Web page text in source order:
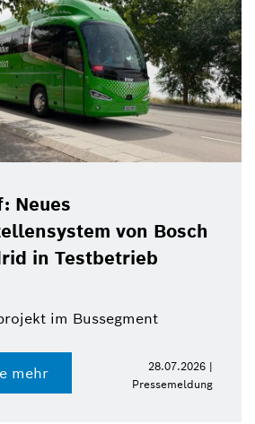
Neues
von Bosch
in Testbetrieb
im Bussegment
mehr
28.07.2026 |
Pressemeldung